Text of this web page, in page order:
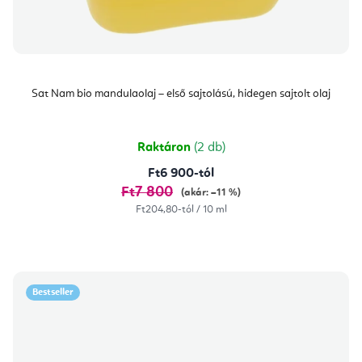
Sat Nam bio mandulaolaj – első sajtolású, hidegen sajtolt olaj
Raktáron (2 db)
Ft6 900-tól
Ft7 800
(akár: –11 %)
Egységár:
Ft204,80-tól / 10 ml
Bestseller